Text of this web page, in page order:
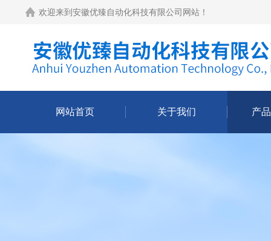
欢迎来到 安徽优臻自动化科技有限公司网站 ！
网站首页 关于我们 产